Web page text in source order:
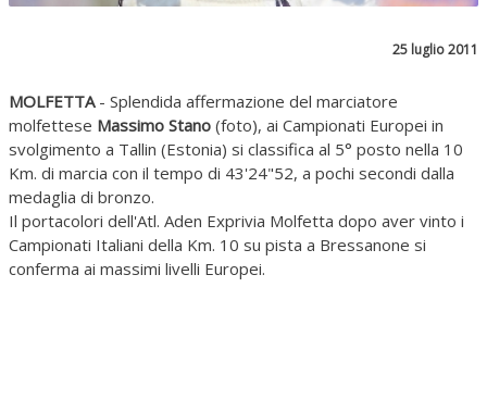
25 luglio 2011
MOLFETTA- Splendida affermazione del marciatore
molfettese Massimo Stano (foto), ai Campionati Europei in
svolgimento a Tallin (Estonia) si classifica al 5° posto nella 10
Km. di marcia con il tempo di 43'24"52, a pochi secondi dalla
medaglia di bronzo.
Il portacolori dell'Atl. Aden Exprivia Molfetta dopo aver vinto i
Campionati Italiani della Km. 10 su pista a Bressanone si
conferma ai massimi livelli Europei.